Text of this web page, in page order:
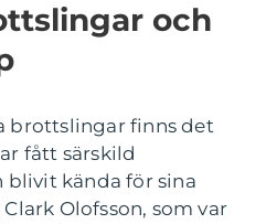
och
brottslingar finns det
fått särskild
kända för sina
Olofsson, som var